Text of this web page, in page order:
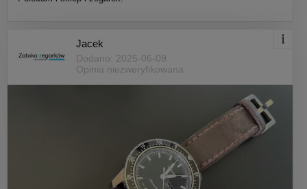
Jacek
Dodano: 2025-06-09
Opinia niezweryfikowana